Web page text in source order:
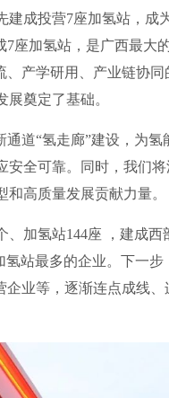
成投营7座加氢站，成
座加氢站，是广西最大
产学研用、产业链协
奠定了基础。
道“氢走廊”建设，为氢
全可靠。同时，我们
高质量发展贡献力量。
氢站144座 ，建成西
站最多的企业。下一
业等，逐渐连点成线